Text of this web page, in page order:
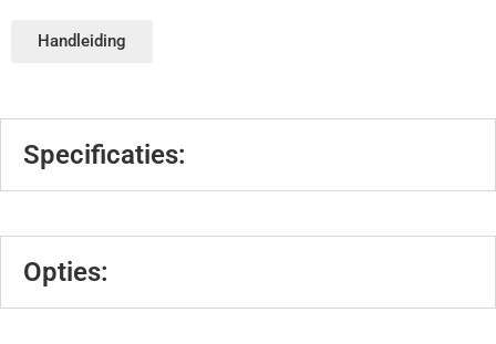
Handleiding
Specificaties:
Opties: